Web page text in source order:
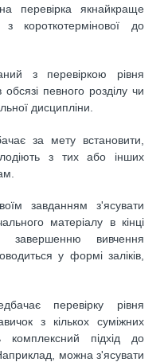
перевірка якнайкраще
короткотермінової до
з перевіркою рівня
певного розділу чи
дисципліни.
за мету встановити,
з тих або інших
завданням з'ясувати
матеріалу в кінці
вивчення
у формі заліків,
перевірку рівня
з кількох суміжних
комплексний підхід до
можна з'ясувати